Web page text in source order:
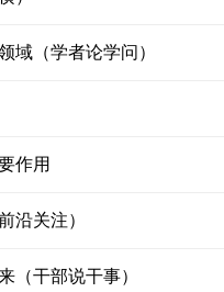
域（学者论学问）
作用
沿关注）
（干部说干事）